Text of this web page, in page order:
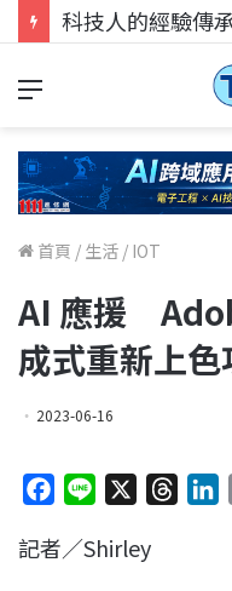
首頁 / 生活 / IOT
AI 應援
成式重新上色
2023-06-16
c
n
記者／Shirley